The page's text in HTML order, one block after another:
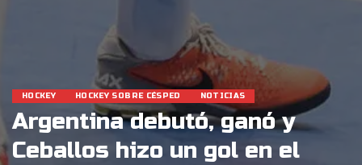
HOCKEY HOCKEY SOBRE CÉSPED NOTICIAS
Argentina debutó, ganó y
Ceballos hizo un gol en el